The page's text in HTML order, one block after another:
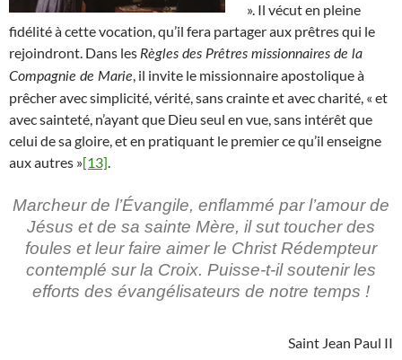
». Il vécut en pleine
fidélité à cette vocation, qu’il fera partager aux prêtres qui le
rejoindront. Dans les Règles des Prêtres missionnaires de la
Compagnie de Marie, il invite le missionnaire apostolique à
prêcher avec simplicité, vérité, sans crainte et avec charité, « et
avec sainteté, n’ayant que Dieu seul en vue, sans intérêt que
celui de sa gloire, et en pratiquant le premier ce qu’il enseigne
aux autres »[13].
Marcheur de l’Évangile, enflammé par l’amour de
Jésus et de sa sainte Mère, il sut toucher des
foules et leur faire aimer le Christ Rédempteur
contemplé sur la Croix. Puisse-t-il soutenir les
efforts des évangélisateurs de notre temps !
Saint Jean Paul II